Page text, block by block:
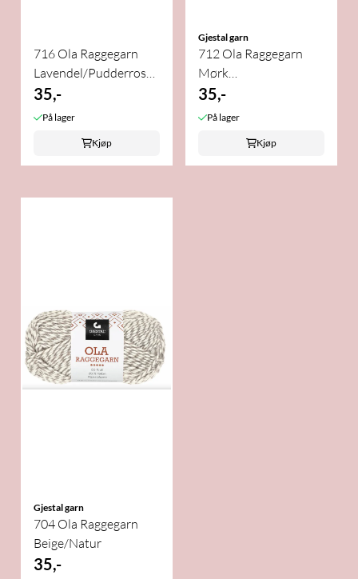
716 Ola Raggegarn
Lavendel/Pudderrosa/Hvit
...
35,-
På lager
Kjøp
Gjestal garn
712 Ola Raggegarn
Mørk
denim/Denim/Natur
mouline
35,-
På lager
Kjøp
Gjestal garn
704 Ola Raggegarn
Beige/Natur
35,-